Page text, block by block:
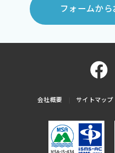
フォームか
会社概要 サイトマップ